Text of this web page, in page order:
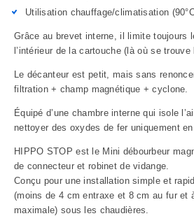
Utilisation chauffage/climatisation
Grâce au brevet interne, il limite toujours
l’intérieur de la cartouche (là où se trouve
Le décanteur est petit, mais sans
filtration + champ magnétique + cyclone.
Équipé d’une chambre interne qui isole
nettoyer des oxydes de fer uniquement
HIPPO STOP est le Mini débourbeur
de connecteur et robinet de vidange.
Conçu pour une installation simple et
(moins de 4 cm entraxe et 8 cm au fur et
maximale) sous les chaudières.